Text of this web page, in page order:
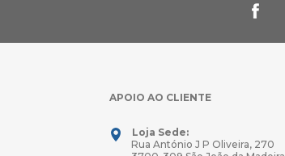
APOIO AO CLIENTE
Loja Sede:
Rua António J P Oliveira, 270